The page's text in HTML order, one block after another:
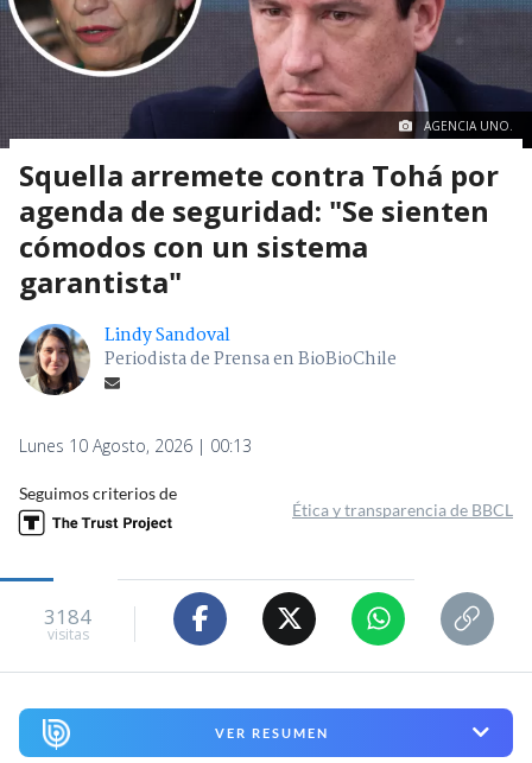
AGENCIA UNO.
Squella arremete contra Tohá por
agenda de seguridad: "Se sienten
cómodos con un sistema
garantista"
Lindy Sandoval
Periodista de Prensa en BioBioChile
Lunes 10 Agosto, 2026 | 00:13
Seguimos criterios de
Ética y transparencia de BBCL
3184
visitas
VER RESUMEN